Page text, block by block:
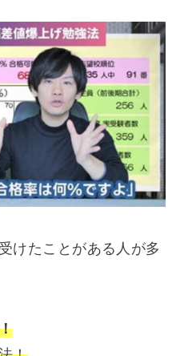
けたことがある人が多